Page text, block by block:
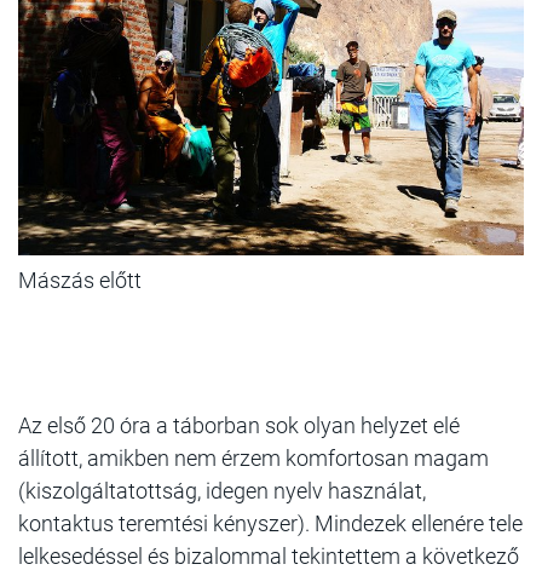
Mászás előtt
Az első 20 óra a táborban sok olyan helyzet elé
állított, amikben nem érzem komfortosan magam
(kiszolgáltatottság, idegen nyelv használat,
kontaktus teremtési kényszer). Mindezek ellenére tele
lelkesedéssel és bizalommal tekintettem a következő